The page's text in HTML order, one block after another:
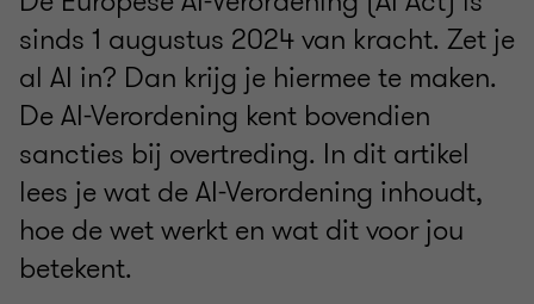
sinds 1 augustus 2024 van kracht. Zet je
al AI in? Dan krijg je hiermee te maken.
De AI-Verordening kent bovendien
sancties bij overtreding. In dit artikel
lees je wat de AI-Verordening inhoudt,
hoe de wet werkt en wat dit voor jou
betekent.